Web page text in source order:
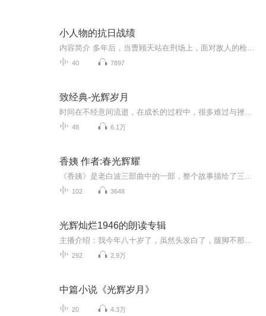
小人物的抗日战绩
40 7897
致经典-光辉岁月
48 6.1万
香姨 作者:春光辉耀
102 3648
光辉灿烂1946的朗读专辑
292 2.9万
中篇小说《光辉岁月》
20 4.3万